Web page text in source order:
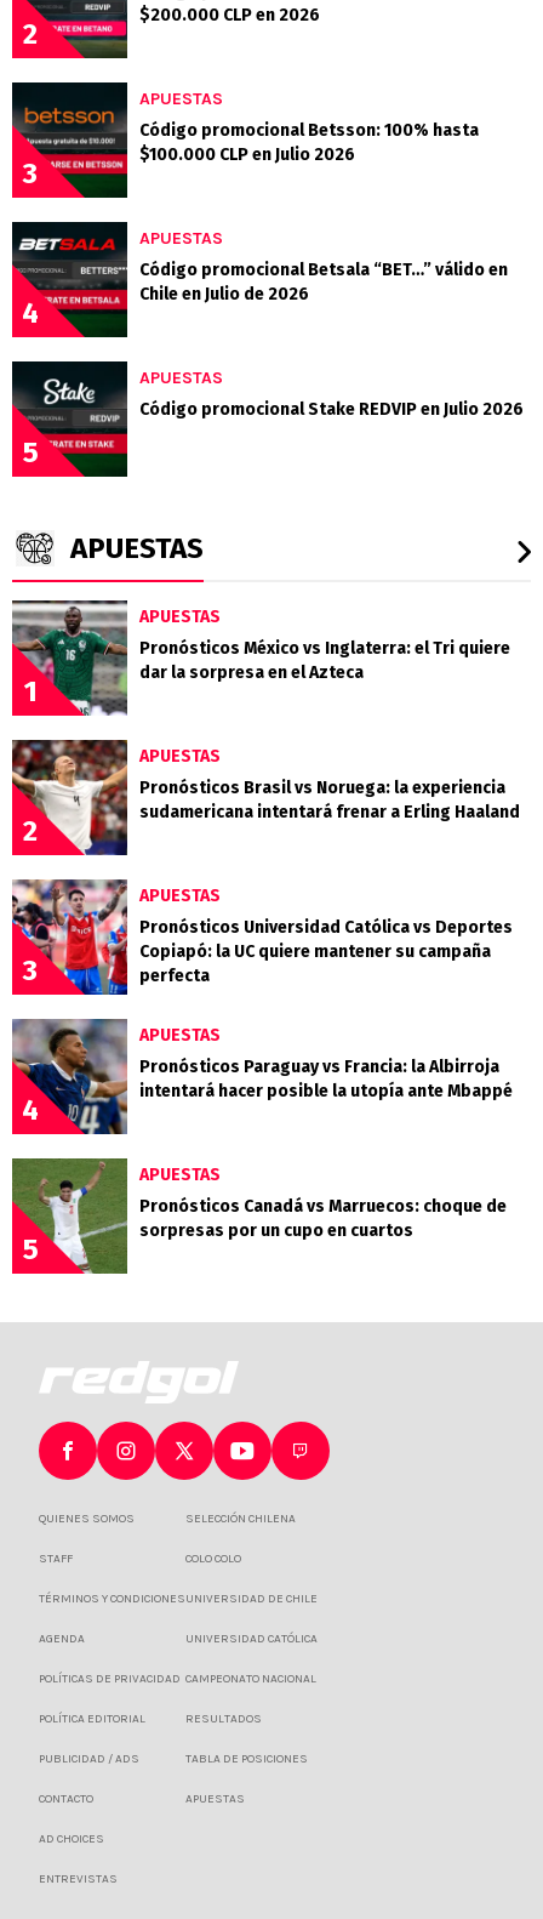
2
$200.000 CLP en 2026
3
APUESTAS
Código promocional Betsson: 100% hasta
$100.000 CLP en Julio 2026
4
APUESTAS
Código promocional Betsala “BET…” válido en
Chile en Julio de 2026
5
APUESTAS
Código promocional Stake REDVIP en Julio 2026
APUESTAS
1
APUESTAS
Pronósticos México vs Inglaterra: el Tri quiere
dar la sorpresa en el Azteca
2
APUESTAS
Pronósticos Brasil vs Noruega: la experiencia
sudamericana intentará frenar a Erling Haaland
3
APUESTAS
Pronósticos Universidad Católica vs Deportes
Copiapó: la UC quiere mantener su campaña
perfecta
4
APUESTAS
Pronósticos Paraguay vs Francia: la Albirroja
intentará hacer posible la utopía ante Mbappé
5
APUESTAS
Pronósticos Canadá vs Marruecos: choque de
sorpresas por un cupo en cuartos
QUIENES SOMOS
STAFF
TÉRMINOS Y CONDICIONES
AGENDA
POLÍTICAS DE PRIVACIDAD
POLÍTICA EDITORIAL
PUBLICIDAD / ADS
CONTACTO
AD CHOICES
ENTREVISTAS
SELECCIÓN CHILENA
COLO COLO
UNIVERSIDAD DE CHILE
UNIVERSIDAD CATÓLICA
CAMPEONATO NACIONAL
RESULTADOS
TABLA DE POSICIONES
APUESTAS